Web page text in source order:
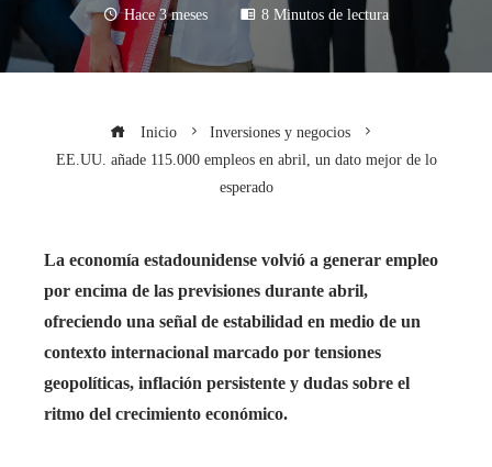
Hace 3 meses 8 Minutos de lectura
Inicio
Inversiones y negocios
EE.UU. añade 115.000 empleos en abril, un dato mejor de lo
esperado
La economía estadounidense volvió a generar empleo
por encima de las previsiones durante abril,
ofreciendo una señal de estabilidad en medio de un
contexto internacional marcado por tensiones
geopolíticas, inflación persistente y dudas sobre el
ritmo del crecimiento económico.